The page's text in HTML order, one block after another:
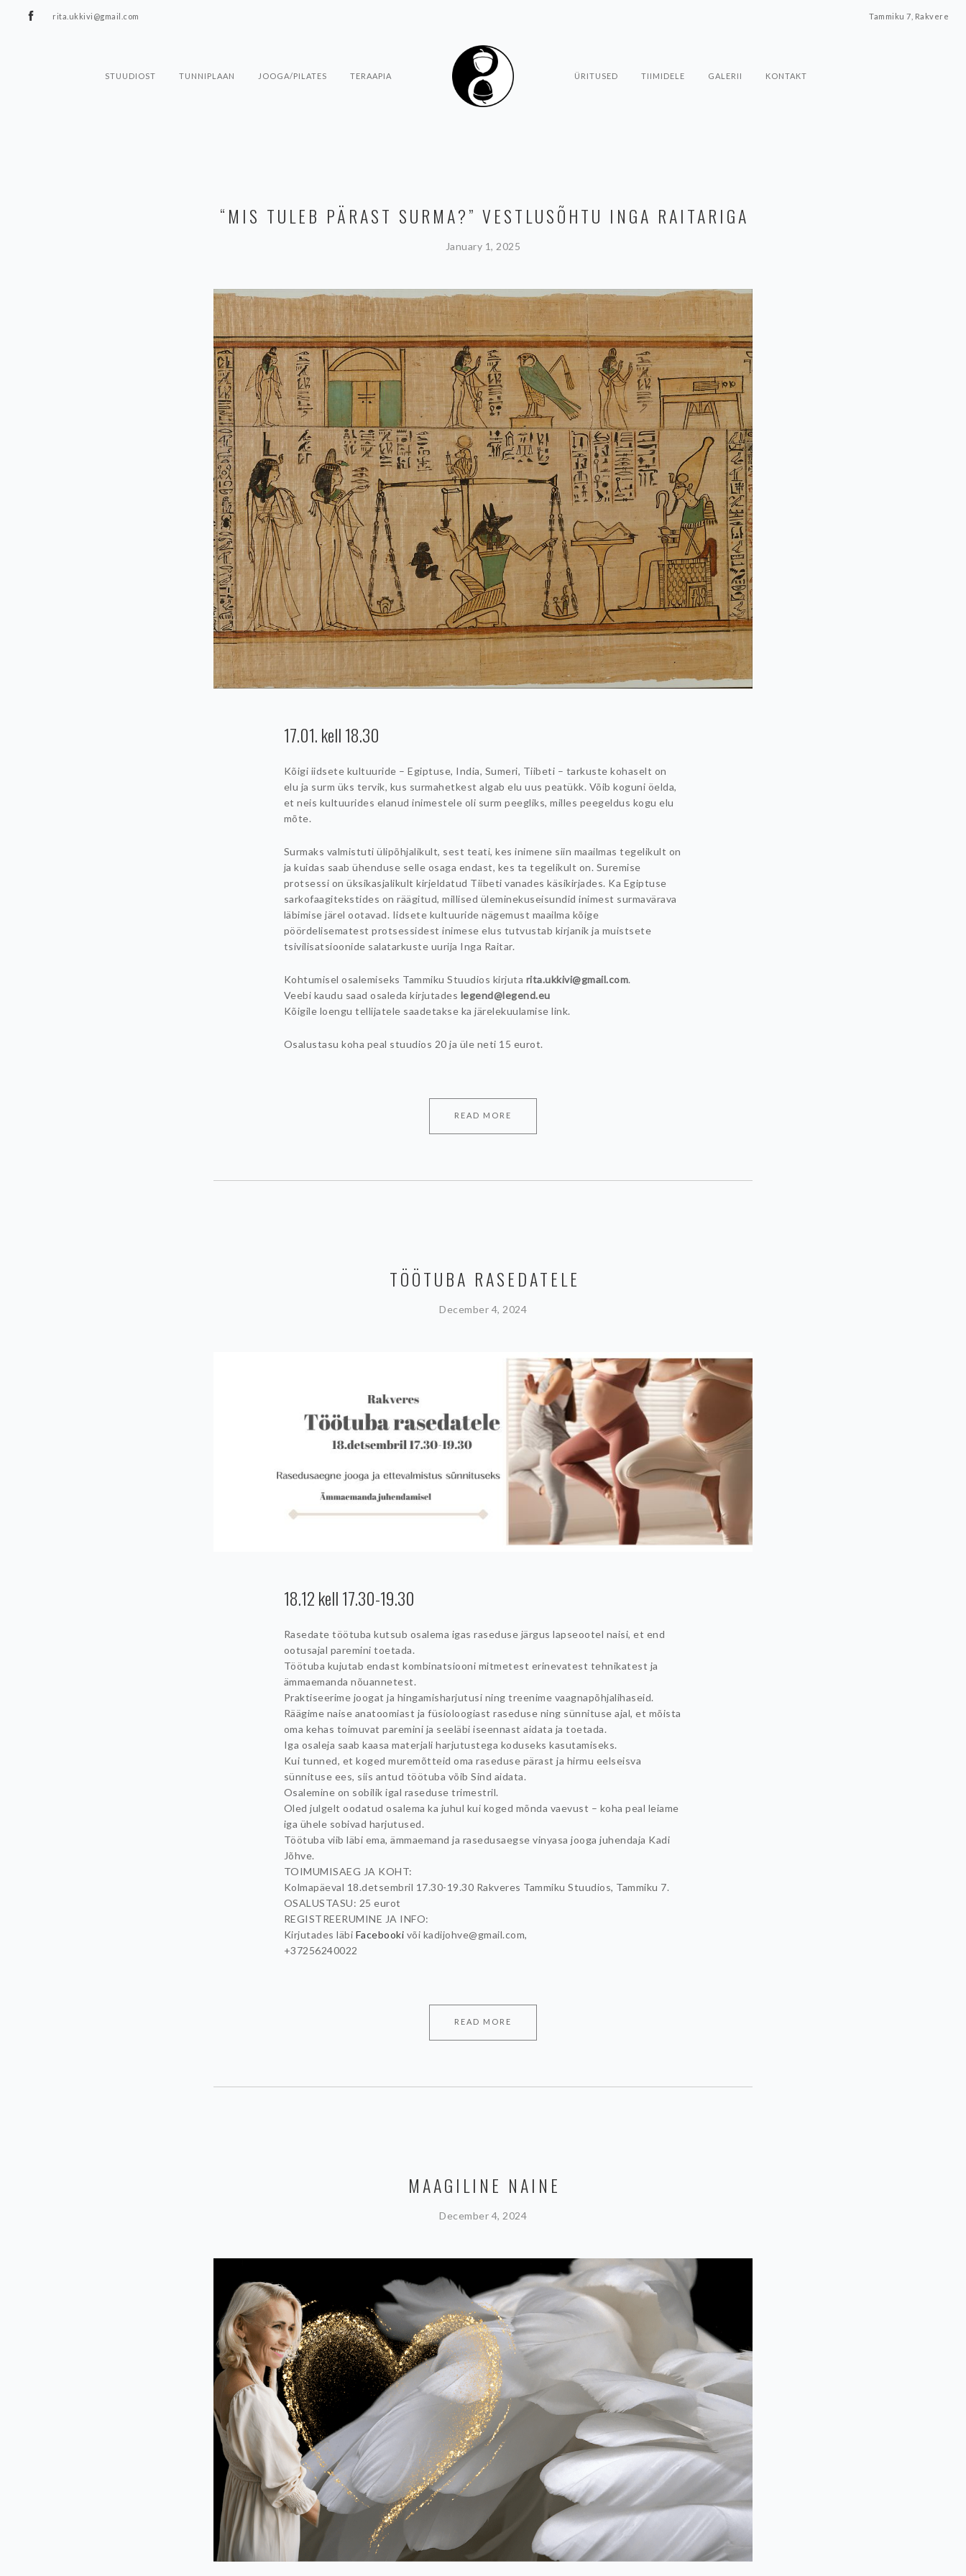
rita.ukkivi@gmail.com Tammiku 7, Rakvere
STUUDIOST TUNNIPLAAN JOOGA/PILATES TERAAPIA ÜRITUSED TIIMIDELE GALERII KONTAKT
“MIS TULEB PÄRAST SURMA?” VESTLUSÕHTU INGA RAITARIGA
January 1, 2025
17.01. kell 18.30
Kõigi iidsete kultuuride – Egiptuse, India, Sumeri, Tiibeti – tarkuste kohaselt on
elu ja surm üks tervik, kus surmahetkest algab elu uus peatükk. Võib koguni öelda,
et neis kultuurides elanud inimestele oli surm peegliks, milles peegeldus kogu elu
mõte.
Surmaks valmistuti ülipõhjalikult, sest teati, kes inimene siin maailmas tegelikult on
ja kuidas saab ühenduse selle osaga endast, kes ta tegelikult on. Suremise
protsessi on üksikasjalikult kirjeldatud Tiibeti vanades käsikirjades. Ka Egiptuse
sarkofaagitekstides on räägitud, millised üleminekuseisundid inimest surmavärava
läbimise järel ootavad. Iidsete kultuuride nägemust maailma kõige
pöördelisematest protsessidest inimese elus tutvustab kirjanik ja muistsete
tsivilisatsioonide salatarkuste uurija Inga Raitar.
Kohtumisel osalemiseks Tammiku Stuudios kirjuta rita.ukkivi@gmail.com.
Veebi kaudu saad osaleda kirjutades legend@legend.eu
Kõigile loengu tellijatele saadetakse ka järelekuulamise link.
Osalustasu koha peal stuudios 20 ja üle neti 15 eurot.
READ MORE
TÖÖTUBA RASEDATELE
December 4, 2024
18.12 kell 17.30-19.30
Rasedate töötuba kutsub osalema igas raseduse järgus lapseootel naisi, et end
ootusajal paremini toetada.
Töötuba kujutab endast kombinatsiooni mitmetest erinevatest tehnikatest ja
ämmaemanda nõuannetest.
Praktiseerime joogat ja hingamisharjutusi ning treenime vaagnapõhjalihaseid.
Räägime naise anatoomiast ja füsioloogiast raseduse ning sünnituse ajal, et mõista
oma kehas toimuvat paremini ja seeläbi iseennast aidata ja toetada.
Iga osaleja saab kaasa materjali harjutustega koduseks kasutamiseks.
Kui tunned, et koged muremõtteid oma raseduse pärast ja hirmu eelseisva
sünnituse ees, siis antud töötuba võib Sind aidata.
Osalemine on sobilik igal raseduse trimestril.
Oled julgelt oodatud osalema ka juhul kui koged mõnda vaevust – koha peal leiame
iga ühele sobivad harjutused.
Töötuba viib läbi ema, ämmaemand ja rasedusaegse vinyasa jooga juhendaja Kadi
Jõhve.
TOIMUMISAEG JA KOHT:
Kolmapäeval 18.detsembril 17.30-19.30 Rakveres Tammiku Stuudios, Tammiku 7.
OSALUSTASU: 25 eurot
REGISTREERUMINE JA INFO:
Kirjutades läbi Facebooki või kadijohve@gmail.com,
+37256240022
READ MORE
MAAGILINE NAINE
December 4, 2024